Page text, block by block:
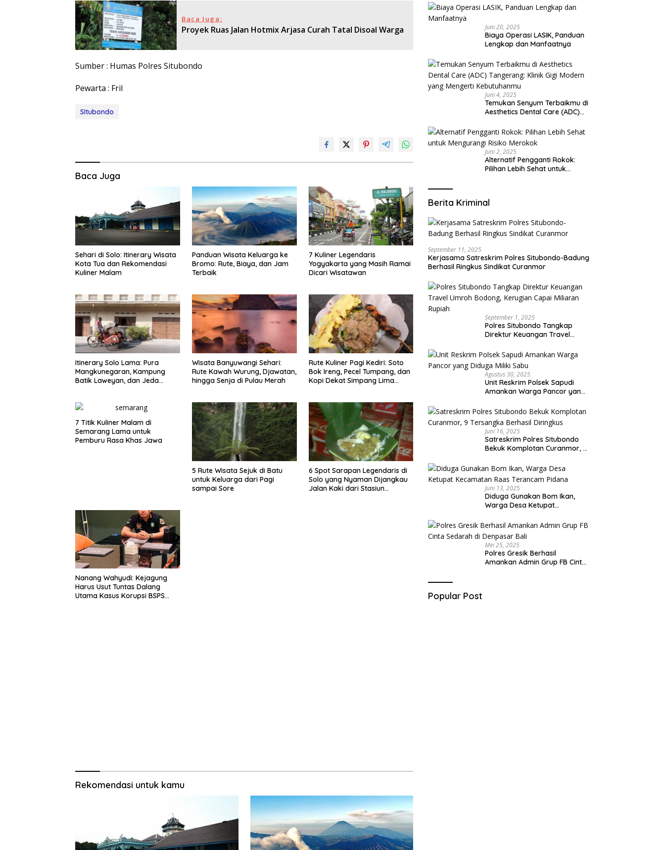
Baca Juga:
Proyek Ruas Jalan Hotmix Arjasa Curah Tatal Disoal Warga
Sumber : Humas Polres Situbondo
Pewarta : Fril
SItubondo
Baca Juga
Sehari di Solo: Itinerary Wisata
Kota Tua dan Rekomendasi
Kuliner Malam
Panduan Wisata Keluarga ke
Bromo: Rute, Biaya, dan Jam
Terbaik
7 Kuliner Legendaris
Yogyakarta yang Masih Ramai
Dicari Wisatawan
Itinerary Solo Lama: Pura
Mangkunegaran, Kampung
Batik Laweyan, dan Jeda
Wisata Banyuwangi Sehari:
Rute Kawah Wurung, Djawatan,
hingga Senja di Pulau Merah
Rute Kuliner Pagi Kediri: Soto
Bok Ireng, Pecel Tumpang, dan
Kopi Dekat Simpang Lima
7 Titik Kuliner Malam di
Semarang Lama untuk
Pemburu Rasa Khas Jawa
5 Rute Wisata Sejuk di Batu
untuk Keluarga dari Pagi
sampai Sore
6 Spot Sarapan Legendaris di
Solo yang Nyaman Dijangkau
Jalan Kaki dari Stasiun
Nanang Wahyudi: Kejagung
Harus Usut Tuntas Dalang
Utama Kasus Korupsi BSPS
Rekomendasi untuk kamu
Bangsalsari
Juni 20, 2025
Biaya Operasi LASIK, Panduan
Lengkap dan Manfaatnya
Juni 4, 2025
Temukan Senyum Terbaikmu di
Aesthetics Dental Care (ADC)
yang Mengerti Kebutuhanmu
Juni 2, 2025
Alternatif Pengganti Rokok:
Pilihan Lebih Sehat untuk
Berita Kriminal
September 11, 2025
Kerjasama Satreskrim Polres Situbondo-Badung
Berhasil Ringkus Sindikat Curanmor
September 1, 2025
Polres Situbondo Tangkap
Direktur Keuangan Travel
Capai Miliaran Rupiah
Agustus 30, 2025
Unit Reskrim Polsek Sapudi
Amankan Warga Pancor yang
Juni 16, 2025
Satreskrim Polres Situbondo
Bekuk Komplotan Curanmor, 9
Juni 13, 2025
Diduga Gunakan Bom Ikan,
Warga Desa Ketupat
Pidana
Mei 25, 2025
Polres Gresik Berhasil
Amankan Admin Grup FB Cinta
Popular Post